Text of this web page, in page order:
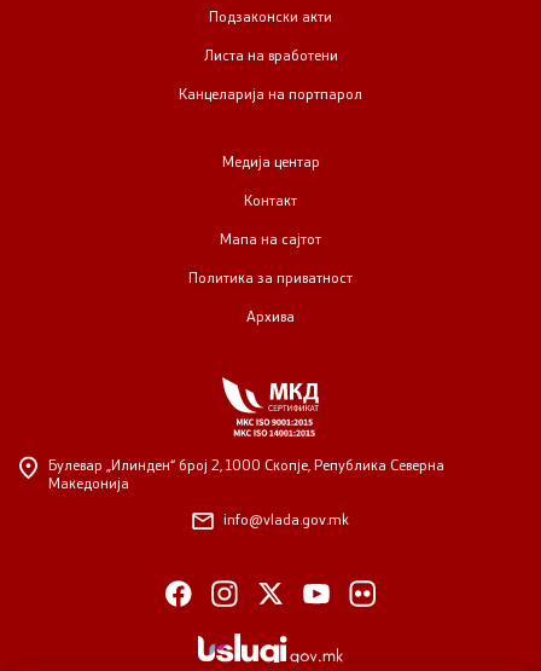
Подзаконски акти
Листа на вработени
Канцеларија на портпарол
Медија центар
Контакт
Мапа на сајтот
Политика за приватност
Архива
Булевар „Илинден“ број 2, 1000 Скопје, Република Северна
Македонија
info@vlada.gov.mk